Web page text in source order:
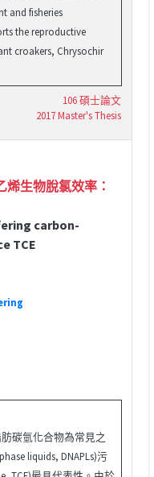
and fisheries
the reproductive
croakers, Chrysochir
106 碩士論文
2017 Master's Thesis
生物脫氯效率：
carbon-
TCE
碳氫化合物為常見之
liquids, DNAPLs)污